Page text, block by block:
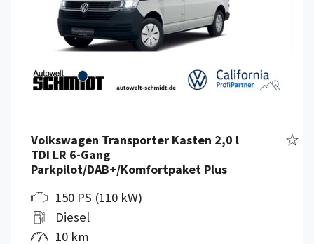
Volkswagen Transporter Kasten 2,0 l
TDI LR 6-Gang
Parkpilot/DAB+/Komfortpaket Plus
150 PS (110 kW)
Diesel
10 km